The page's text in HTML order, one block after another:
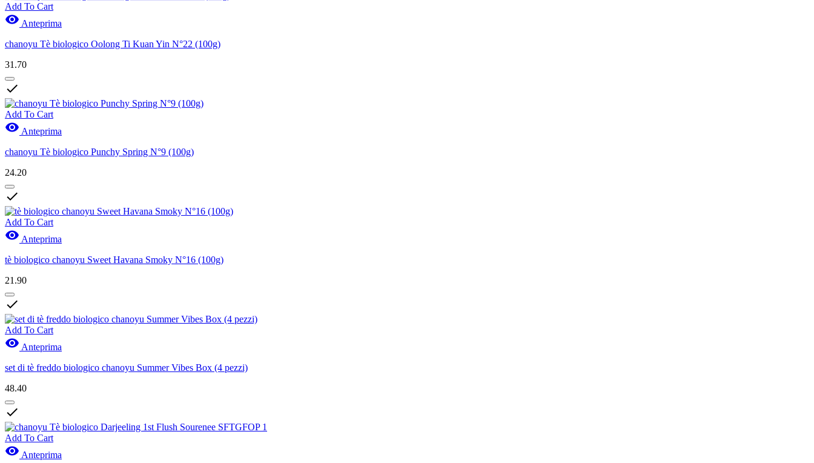
Add To Cart
 Anteprima
chanoyu Tè biologico Oolong Ti Kuan Yin N°22 (100g)
31.70

Add To Cart
 Anteprima
chanoyu Tè biologico Punchy Spring N°9 (100g)
24.20

Add To Cart
 Anteprima
tè biologico chanoyu Sweet Havana Smoky N°16 (100g)
21.90

Add To Cart
 Anteprima
set di tè freddo biologico chanoyu Summer Vibes Box (4 pezzi)
48.40

Add To Cart
 Anteprima